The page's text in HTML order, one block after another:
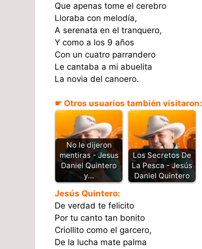
Que apenas tome el cerebro
Lloraba con melodía,
A serenata en el tranquero,
Y como a los 9 años
Con un cuatro parrandero
Le cantaba a mi abuelita
La novia del canoero.
☛ Otros usuarios también visitaron:
No le dijeron
mentiras - Jesus
Daniel Quintero
y…
Los Secretos De
La Pesca - Jesús
Daniel Quintero
Jesús Quintero:
De verdad te felicito
Por tu canto tan bonito
Criollito como el garcero,
De la lucha mate palma